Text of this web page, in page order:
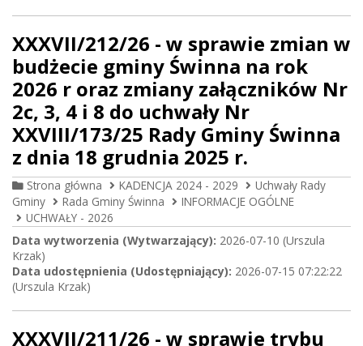
XXXVII/212/26 - w sprawie zmian w
budżecie gminy Świnna na rok
2026 r oraz zmiany załączników Nr
2c, 3, 4 i 8 do uchwały Nr
XXVIII/173/25 Rady Gminy Świnna
z dnia 18 grudnia 2025 r.
Strona główna KADENCJA 2024 - 2029
Uchwały Rady
Gminy
Rada Gminy Świnna
INFORMACJE OGÓLNE
UCHWAŁY - 2026
Data wytworzenia (Wytwarzający): 2026-07-10 (Urszula
Krzak)
Data udostępnienia (Udostępniający): 2026-07-15 07:22:22
(Urszula Krzak)
XXXVII/211/26 - w sprawie trybu